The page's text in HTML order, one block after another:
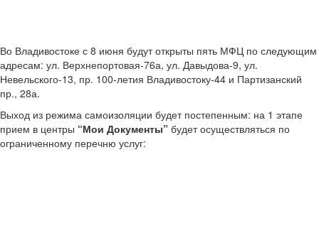
Во Владивостоке с 8 июня будут открыты пять МФЦ по следующим
адресам: ул. Верхнепортовая-76а, ул. Давыдова-9, ул.
Невельского-13, пр. 100-летия Владивостоку-44 и Партизанский
пр., 28а.
Выход из режима самоизоляции будет постепенным: на 1 этапе
прием в центры “Мои Документы” будет осуществляться по
ограниченному перечню услуг: